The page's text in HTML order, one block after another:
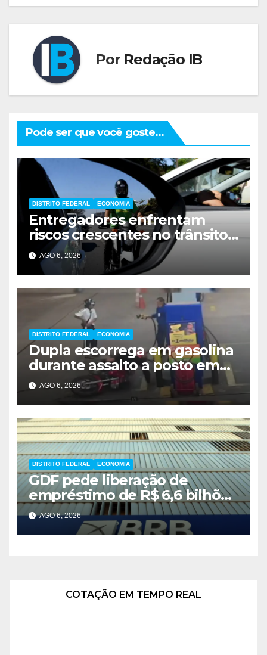
Por Redação IB
Pode ser que você goste...
DISTRITO FEDERAL ECONOMIA
Entregadores enfrentam
riscos crescentes no trânsito
de Brasília
AGO 6, 2026
DISTRITO FEDERAL ECONOMIA
Dupla escorrega em gasolina
durante assalto a posto em
Ceilândia
AGO 6, 2026
DISTRITO FEDERAL ECONOMIA
GDF pede liberação de
empréstimo de R$ 6,6 bilhões
e critica inércia do FGC
AGO 6, 2026
COTAÇÃO EM TEMPO REAL